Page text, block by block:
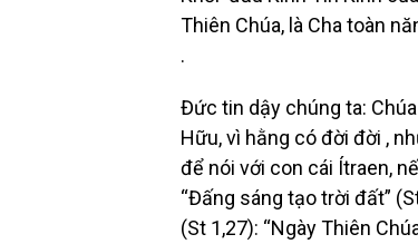
Thiên Chúa, là Cha toàn
.
Đức tin dậy chúng ta:
Hữu, vì hằng có đời đời ,
để nói với con cái Ítraen,
“Đấng sáng tạo trời đất”
(St 1,27): “Ngày Thiên